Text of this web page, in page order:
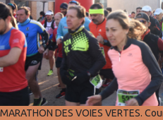
MARATHON DES VOIES VERTES.